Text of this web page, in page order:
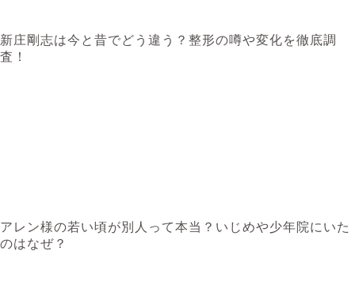
新庄剛志は今と昔でどう違う？整形の噂や変化を徹底調
査！
アレン様の若い頃が別人って本当？いじめや少年院にいた
のはなぜ？